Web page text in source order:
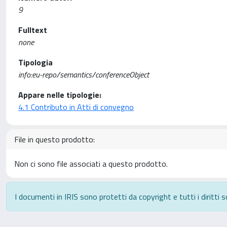
9
Fulltext
none
Tipologia
info:eu-repo/semantics/conferenceObject
Appare nelle tipologie:
4.1 Contributo in Atti di convegno
File in questo prodotto:
Non ci sono file associati a questo prodotto.
I documenti in IRIS sono protetti da copyright e tutti i diritti